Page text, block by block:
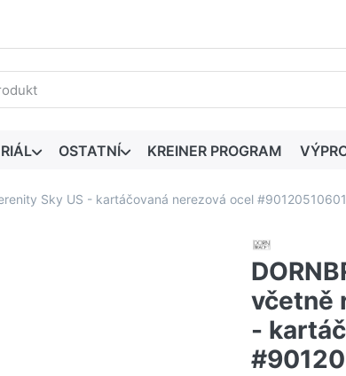
První výsledky se zobrazí automaticky při
OSTATNÍ KREINER PROGRAM
Sky US - kartáčovaná nerezová ocel
včetně
-